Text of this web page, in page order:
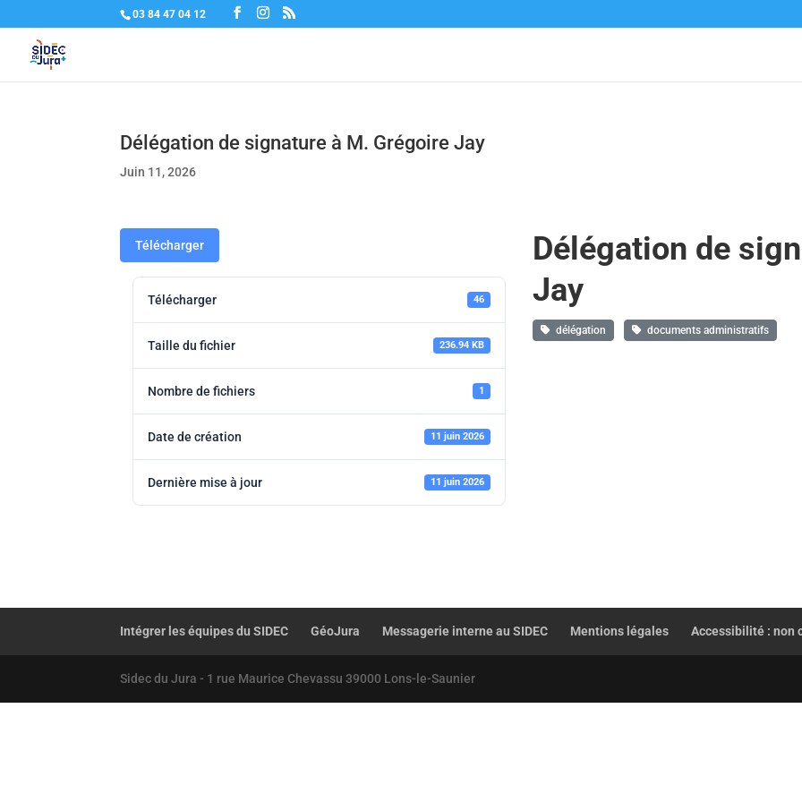
03 84 47 04 12
Délégation de signature à M. Grégoire Jay
Juin 11, 2026
Télécharger
Télécharger 46
Taille du fichier 236.94 KB
Nombre de fichiers 1
Date de création 11 juin 2026
Dernière mise à jour 11 juin 2026
Délégation de
Jay
délégation documents administratifs
Intégrer les équipes du SIDEC GéoJura Messagerie interne au SIDEC Mentions légales Accessibilité : non
Sidec du Jura - 1 rue Maurice Chevassu 39000 Lons-le-Saunier